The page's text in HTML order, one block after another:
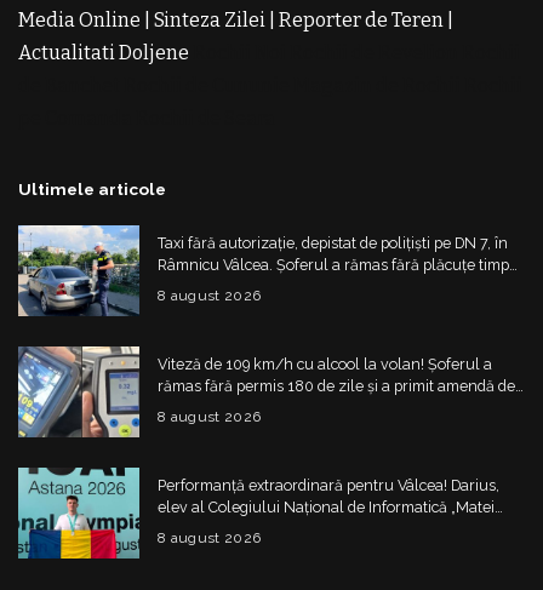
Media Online
Sinteza Zilei Reporter de Teren
Actualitati Doljene
Ultimele articole
Taxi fără autorizație, depistat de polițiști pe DN 7, în
Râmnicu Vâlcea. Șoferul a rămas fără plăcuțe timp
de 6 luni
8 august 2026
Viteză de 109 km/h cu alcool la volan! Șoferul a
rămas fără permis 180 de zile și a primit amendă de
4.325 de lei
8 august 2026
Performanță extraordinară pentru Vâlcea! Darius,
elev al Colegiului Național de Informatică „Matei
Basarab”, a cucerit argintul la Olimpiada
Internațională de Inteligență Artificială
8 august 2026